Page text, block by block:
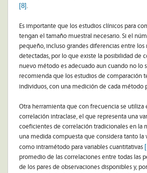
[8].
Es importante que los estudios clínicos para
tengan el tamaño muestral necesario. Si el
pequeño, incluso grandes diferencias entre los
detectadas, por lo que existe la posibilidad de
nuevo método es adecuado aun cuando no lo
recomienda que los estudios de comparación
individuos, con una medición de cada método
Otra herramienta que con frecuencia se utiliza
correlación intraclase, el que representa una
coeficientes de correlación tradicionales en la
una medida compuesta que considera tanto la
como intramétodo para variables cuantitativas
promedio de las correlaciones entre todas las
de los pares de observaciones disponibles y,